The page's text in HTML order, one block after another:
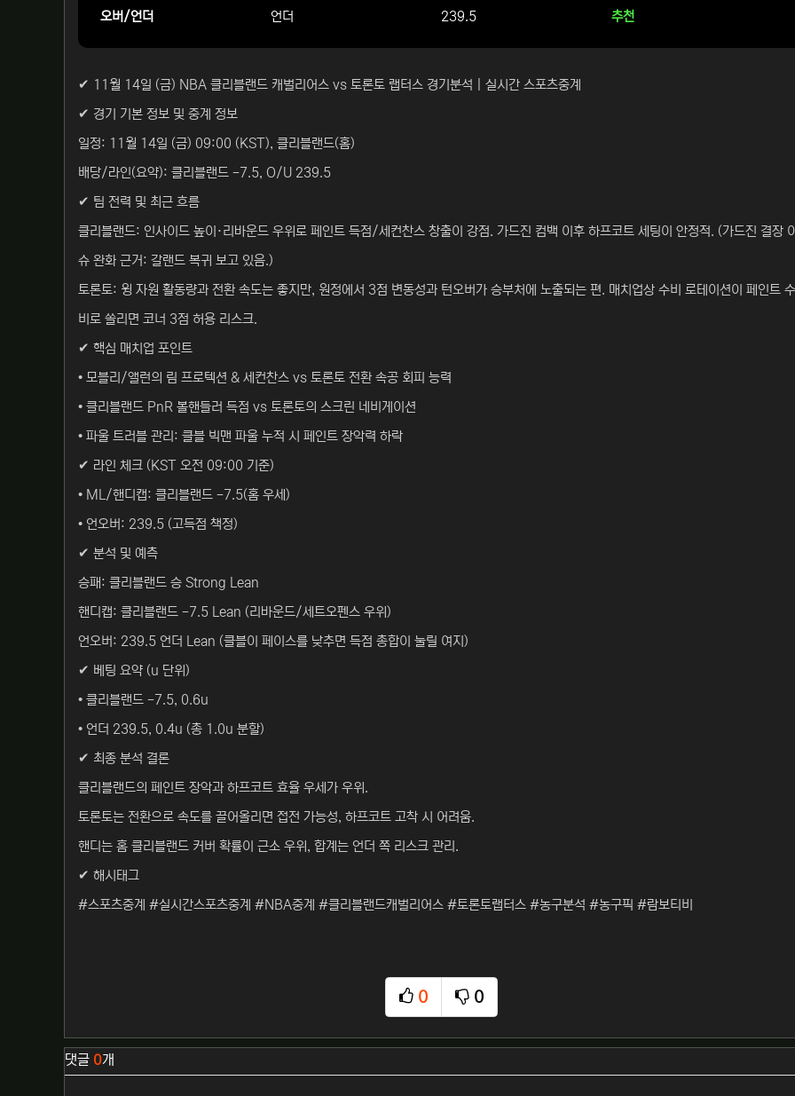
오버/언더
언더 239.5 추천
✔ 11월 14일 (금) NBA 클리블랜드 캐벌리어스 vs 토론토 랩터스 경기분석 | 실시간 스포츠중계
✔ 경기 기본 정보 및 중계 정보
일정: 11월 14일 (금) 09:00 (KST), 클리블랜드(홈)
배당/라인(요약): 클리블랜드 -7.5, O/U 239.5
✔ 팀 전력 및 최근 흐름
클리블랜드: 인사이드 높이·리바운드 우위로 페인트 득점/세컨찬스 창출이 강점. 가드진 컴백 이후 하프코트 세팅이 안정적. (가드진 결장
슈 완화 근거: 갈랜드 복귀 보고 있음.)
토론토: 윙 자원 활동량과 전환 속도는 좋지만, 원정에서 3점 변동성과 턴오버가 승부처에 노출되는 편. 매치업상 수비 로테이션이 페인트 수
비로 쏠리면 코너 3점 허용 리스크.
✔ 핵심 매치업 포인트
• 모블리/앨런의 림 프로텍션 & 세컨찬스 vs 토론토 전환 속공 회피 능력
• 클리블랜드 PnR 볼핸들러 득점 vs 토론토의 스크린 네비게이션
• 파울 트러블 관리: 클블 빅맨 파울 누적 시 페인트 장악력 하락
✔ 라인 체크 (KST 오전 09:00 기준)
• ML/핸디캡: 클리블랜드 -7.5(홈 우세)
• 언오버: 239.5 (고득점 책정)
✔ 분석 및 예측
승패: 클리블랜드 승 Strong Lean
핸디캡: 클리블랜드 -7.5 Lean (리바운드/세트오펜스 우위)
언오버: 239.5 언더 Lean (클블이 페이스를 낮추면 득점 총합이 눌릴 여지)
✔ 베팅 요약 (u 단위)
• 클리블랜드 -7.5, 0.6u
• 언더 239.5, 0.4u (총 1.0u 분할)
✔ 최종 분석 결론
클리블랜드의 페인트 장악과 하프코트 효율 우세가 우위.
토론토는 전환으로 속도를 끌어올리면 접전 가능성, 하프코트 고착 시 어려움.
핸디는 홈 클리블랜드 커버 확률이 근소 우위, 합계는 언더 쪽 리스크 관리.
✔ 해시태그
#스포츠중계 #실시간스포츠중계 #NBA중계 #클리블랜드캐벌리어스 #토론토랩터스 #농구분석 #농구픽 #람보티비
0
추천
0
비추천
관련자료
댓글 0개